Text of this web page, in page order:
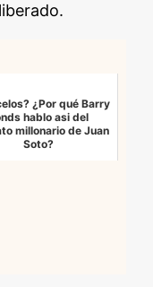
¿Por qué Barry
hablo asi del
millonario de Juan
Soto?